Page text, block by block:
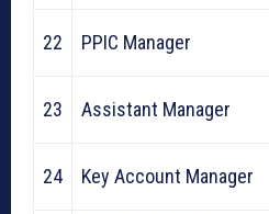
22 PPIC Manager
23 Assistant Manager
24 Key Account Manager